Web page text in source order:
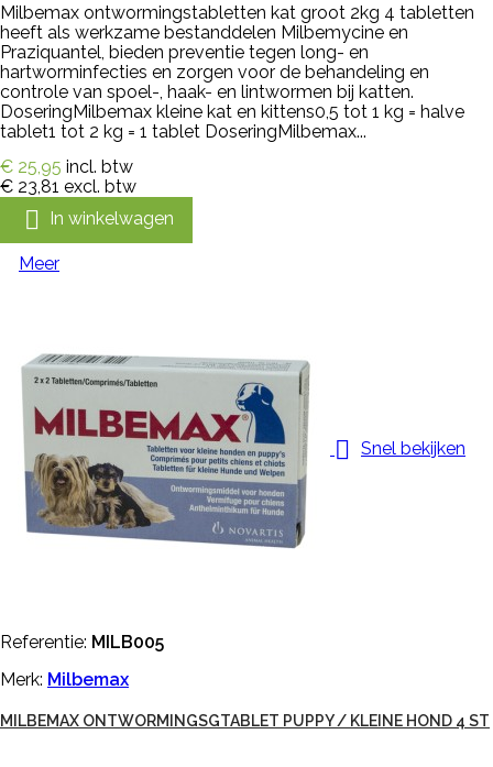
Milbemax ontwormingstabletten kat groot 2kg 4 tabletten
heeft als werkzame bestanddelen Milbemycine en
Praziquantel, bieden preventie tegen long- en
hartworminfecties en zorgen voor de behandeling en
controle van spoel-, haak- en lintwormen bij katten.
DoseringMilbemax kleine kat en kittens0,5 tot 1 kg = halve
tablet1 tot 2 kg = 1 tablet DoseringMilbemax...
€ 25,95 incl. btw
€ 23,81 excl. btw
 In winkelwagen
Meer
 Snel bekijken
Referentie: MILB005
Merk: Milbemax
MILBEMAX ONTWORMINGSGTABLET PUPPY / KLEINE HOND 4 ST